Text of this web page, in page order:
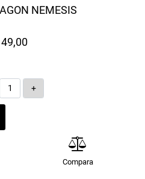
NEMESIS
Quantità
Compara